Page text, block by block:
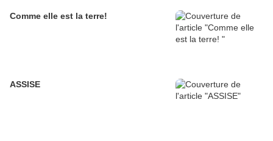
Comme elle est la terre!
ASSISE